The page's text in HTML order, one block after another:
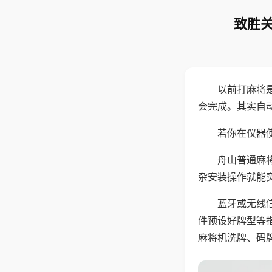
致胜
以前打麻将
会完成。其实自
若你在仪器
舟山普通麻
杂安装操作就能
蓝牙或无线
件预设好牌型等
麻将机洗牌、码